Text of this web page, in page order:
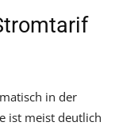
in der
ist meist deutlich